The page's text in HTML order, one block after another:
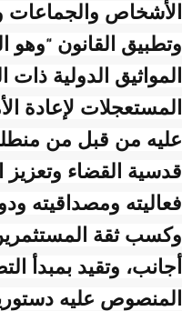
الأشخاص والجماعات
وتطبيق القانون "وهو
المواثيق الدولية
المستعجلات لإعادة
عليه من قبل من
قدسية القضاء وتعزيز
فعاليته ومصداقيته
وكسب ثقة
أجانب، وتقيد بمبدأ
المنصوص عليه